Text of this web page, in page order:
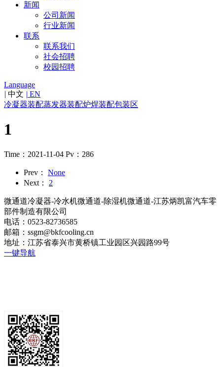
新闻
公司新闻
行业新闻
联系
联系我们
社会招聘
校园招聘
Language
| 中文 | EN
冷凝器装配蒸发器装配炉焊装配包装区
1
Time：2021-11-04 Pv：286
Prev：
None
Next：
2
微通道冷凝器-冷水机微通道-除湿机微通道-江苏炳凯富汽车零
部件制造有限公司
电话：0523-82736585
邮箱：ssgm@bkfcooling.cn
地址：江苏省泰兴市黄桥镇工业园区兴园路99号
一键导航